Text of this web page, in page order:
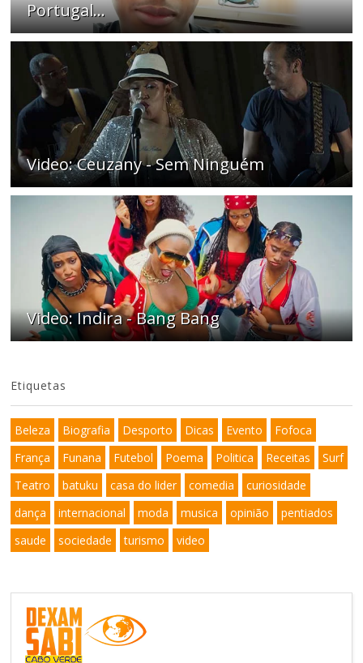
Portugal...
Video: Ceuzany - Sem Ninguém
Video: Indira - Bang Bang
Etiquetas
Beleza Biografia Desporto Dicas Evento
Fofoca
França
Funana Futebol Poema Politica Receitas
Surf
Teatro
batuku casa do lider comedia
curiosidade
dança
internacional moda musica opinião
pentiados
saude
sociedade turismo video